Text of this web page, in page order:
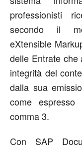
professionisti
secondo il
eXtensible
delle Entrate che
integrità del
dalla sua
come
comma 3.
Con SAP